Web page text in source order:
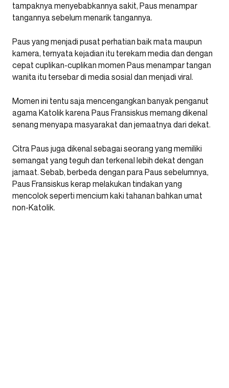
tampaknya menyebabkannya sakit, Paus menampar
tangannya sebelum menarik tangannya.
Paus yang menjadi pusat perhatian baik mata maupun
kamera, ternyata kejadian itu terekam media dan dengan
cepat cuplikan-cuplikan momen Paus menampar tangan
wanita itu tersebar di media sosial dan menjadi viral.
Momen ini tentu saja mencengangkan banyak penganut
agama Katolik karena Paus Fransiskus memang dikenal
senang menyapa masyarakat dan jemaatnya dari dekat.
Citra Paus juga dikenal sebagai seorang yang memiliki
semangat yang teguh dan terkenal lebih dekat dengan
jamaat. Sebab, berbeda dengan para Paus sebelumnya,
Paus Fransiskus kerap melakukan tindakan yang
mencolok seperti mencium kaki tahanan bahkan umat
non-Katolik.